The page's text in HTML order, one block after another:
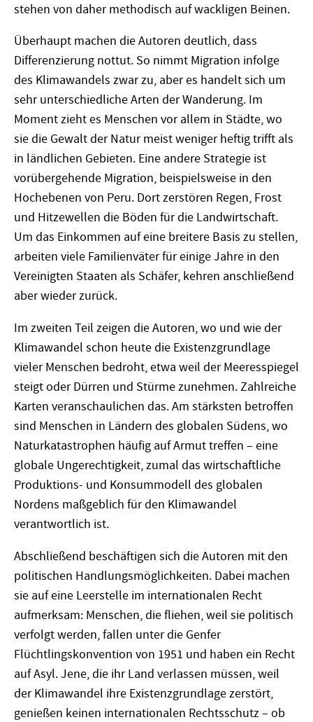
stehen von daher methodisch auf wackligen Beinen.
Überhaupt machen die Autoren deutlich, dass
Differenzierung nottut. So nimmt Migration infolge
des Klimawandels zwar zu, aber es handelt sich um
sehr unterschiedliche Arten der Wanderung. Im
Moment zieht es Menschen vor allem in Städte, wo
sie die Gewalt der Natur meist weniger heftig trifft als
in ländlichen Gebieten. Eine andere Strategie ist
vorübergehende Migration, beispielsweise in den
Hochebenen von Peru. Dort zerstören Regen, Frost
und Hitzewellen die Böden für die Landwirtschaft.
Um das Einkommen auf eine breitere Basis zu stellen,
arbeiten viele Familienväter für einige Jahre in den
Vereinigten Staaten als Schäfer, kehren anschließend
aber wieder zurück.
Im zweiten Teil zeigen die Autoren, wo und wie der
Klimawandel schon heute die Existenzgrundlage
vieler Menschen bedroht, etwa weil der Meeresspiegel
steigt oder Dürren und Stürme zunehmen. Zahlreiche
Karten veranschaulichen das. Am stärksten betroffen
sind Menschen in Ländern des globalen Südens, wo
Naturkatastrophen häufig auf Armut treffen – eine
globale Ungerechtigkeit, zumal das wirtschaftliche
Produktions- und Konsummodell des globalen
Nordens maßgeblich für den Klimawandel
verantwortlich ist.
Abschließend beschäftigen sich die Autoren mit den
politischen Handlungsmöglichkeiten. Dabei machen
sie auf eine Leerstelle im internationalen Recht
aufmerksam: Menschen, die fliehen, weil sie politisch
verfolgt werden, fallen unter die Genfer
Flüchtlingskonvention von 1951 und haben ein Recht
auf Asyl. Jene, die ihr Land verlassen müssen, weil
der Klimawandel ihre Existenzgrundlage zerstört,
genießen keinen internationalen Rechtsschutz – ob